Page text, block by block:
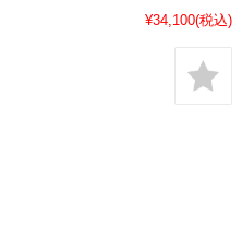
¥34,100(税込)